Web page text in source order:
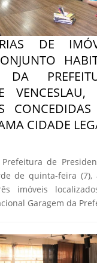
DE
DA
VENCESLAU,
CONCEDIDAS
CIDADE
de
de quinta-feira (7),
imóveis
Garagem da